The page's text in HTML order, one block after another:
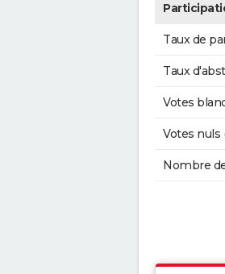
Taux de
Taux
Votes
Votes nuls
Nombre